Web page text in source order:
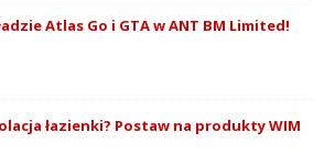
Atlas Go i GTA w ANT BM Limited!
łazienki? Postaw na produkty WIM